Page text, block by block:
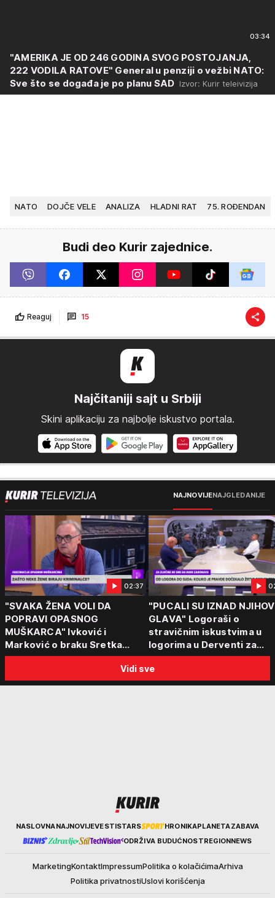
03:34
"AMERIKA JE OD 246 GODINA SVOG POSTOJANJA,
222 VODILA RATOVE" General u penziji o vežbi NATO:
Sve što se događa je po planu SAD Izvor: Kurir teleivizija
NATO DOJČE VELE ANALIZA HLADNI RAT 75. ROĐENDAN
Budi deo Kurir zajednice.
Reaguj 15
Najčitaniji sajt u Srbiji
Skini aplikaciju za najbolje iskustvo portala.
NAJNOVIJENAJGLEDANIJE
02:37
"SVAKA ŽENA VOLI DA
POPRAVI OPASNOG
MUŠKARCA" Ivković i
Marković o braku Sretka
Kalinića i fenomenu žena koje
biraju kriminalce: "Neće sa
nekim ko nema para"
"PUCALI SU IZNAD
GLAVA" Logoraši o
stravičnim iskustvima u
logorima u Derventi za
emisiju "Puls Srbije
"Tada je počela velika
tortura..."
Vidi sve
KurirNASLOVNANAJNOVIJEVESTISTARS HRONIKAPLANETAZABAVA
ODRŽIVA BUDUĆNOSTREGIONNEWS
MarketingKontaktImpressumPolitika o kolačićimaArhiva
Politika privatnostiUslovi korišćenja